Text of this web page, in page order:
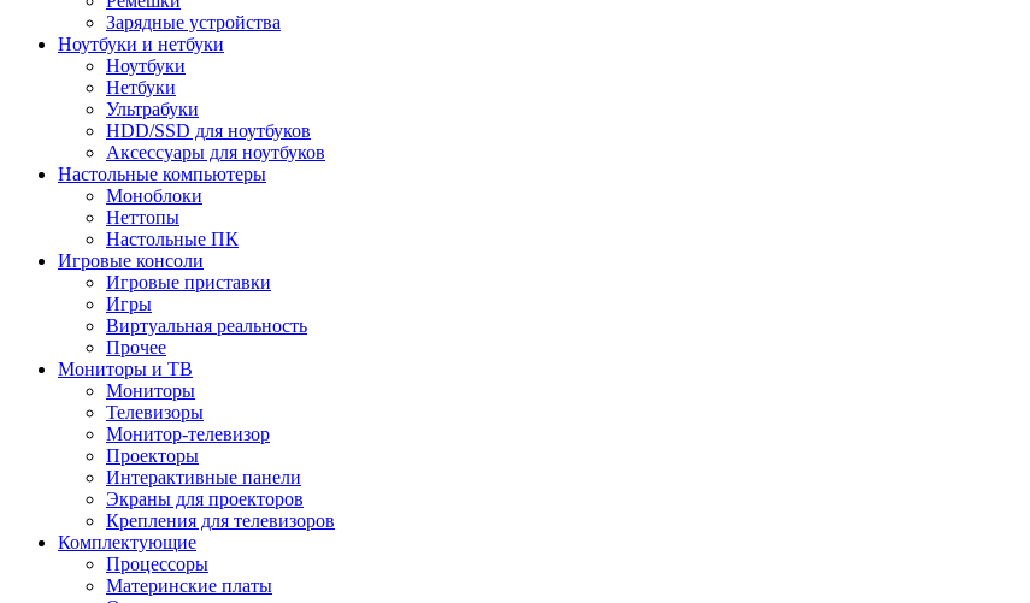
Зарядные устройства
Ноутбуки и нетбуки
Ноутбуки
Нетбуки
Ультрабуки
HDD/SSD для ноутбуков
Аксессуары для ноутбуков
Настольные компьютеры
Моноблоки
Неттопы
Настольные ПК
Игровые консоли
Игровые приставки
Игры
Виртуальная реальность
Прочее
Мониторы и ТВ
Мониторы
Телевизоры
Монитор-телевизор
Проекторы
Интерактивные панели
Экраны для проекторов
Крепления для телевизоров
Комплектующие
Процессоры
Материнские платы